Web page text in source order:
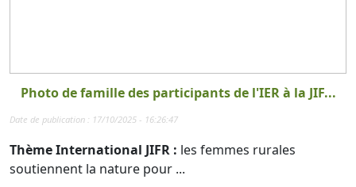
Photo de famille des participants de l'IER à la JIF...
Date de publication : 17/10/2025 - 16:26:47
Thème International JIFR : les femmes rurales
soutiennent la nature pour ...